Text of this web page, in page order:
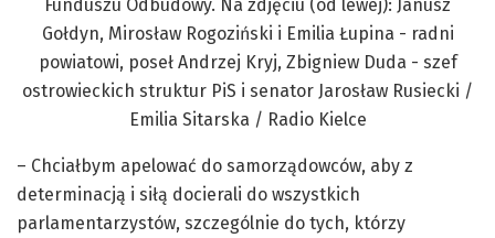
– Chciałbym apelować do samorządowców, aby z
determinacją i siłą docierali do wszystkich
parlamentarzystów, szczególnie do tych, którzy